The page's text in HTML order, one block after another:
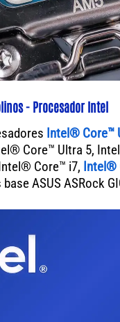
- Procesador Intel
Intel® Core™
Core™ Ultra 5,
Core™ i7, Intel®
ASUS ASRock